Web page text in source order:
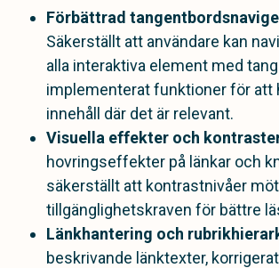
Förbättrad
Säkerställt att användare kan
alla interaktiva element med
implementerat funktioner för att
innehåll där det är relevant.
Visuella effekter och
hovringseffekter på länkar och
säkerställt att kontrastnivåer
tillgänglighetskraven för bättre
Länkhantering och
beskrivande länktexter,